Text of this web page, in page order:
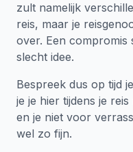
zult namelijk
reis, maar je
over. Een compromis
slecht idee.
Bespreek dus op tijd
je je hier tijdens je
en je niet voor
wel zo fijn.